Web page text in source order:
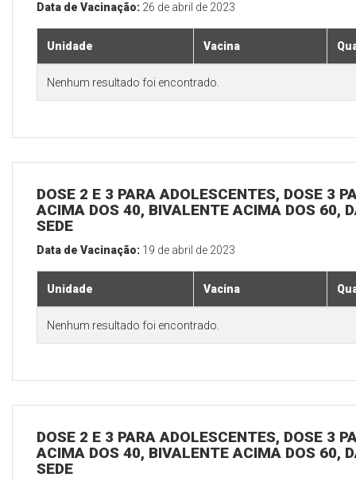
Data de Vacinação: 26 de abril de 2023
Unidade Vacina
Nenhum resultado foi encontrado.
DOSE 2 E 3 PARA ADOLESCENTES, DOSE 3
ACIMA DOS 40, BIVALENTE ACIMA DOS 60,
SEDE
Data de Vacinação: 19 de abril de 2023
Unidade Vacina
Nenhum resultado foi encontrado.
DOSE 2 E 3 PARA ADOLESCENTES, DOSE 3
ACIMA DOS 40, BIVALENTE ACIMA DOS 60,
SEDE